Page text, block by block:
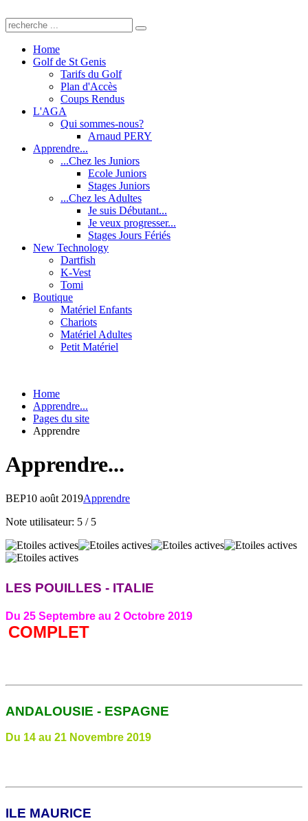
Home
Golf de St Genis
Tarifs du Golf
Plan d'Accès
Coups Rendus
L'AGA
Qui sommes-nous?
Arnaud PERY
Apprendre...
...Chez les Juniors
Ecole Juniors
Stages Juniors
...Chez les Adultes
Je suis Débutant...
Je veux progresser...
Stages Jours Fériés
New Technology
Dartfish
K-Vest
Tomi
Boutique
Matériel Enfants
Chariots
Matériel Adultes
Petit Matériel
Home
Apprendre...
Pages du site
Apprendre
Apprendre...
BEP10 août 2019Apprendre
Note utilisateur: 5 / 5
LES POUILLES - ITALIE
Du 25 Septembre au 2 Octobre 2019
COMPLET
ANDALOUSIE - ESPAGNE
Du 14 au 21 Novembre 2019
ILE MAURICE